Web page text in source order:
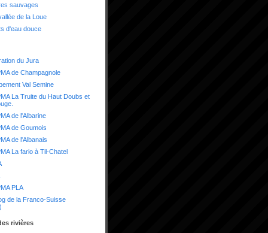
sauvages
de la Loue
d'eau douce
du Jura
de Champagnole
Val Semine
La Truite du Haut Doubs et
de l'Albarine
de Goumois
de l'Albanais
La fario à Til-Chatel
PLA
de la Franco-Suisse
rivières